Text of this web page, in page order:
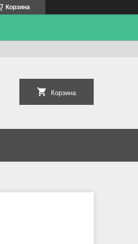
Корзина
Корзина